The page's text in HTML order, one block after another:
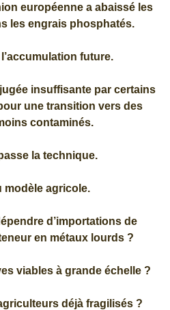
européenne a abaissé les
les engrais phosphatés.
future.
insuffisante par certains
une transition vers des
contaminés.
la technique.
modèle agricole.
d’importations de
en métaux lourds ?
viables à grande échelle ?
déjà fragilisés ?